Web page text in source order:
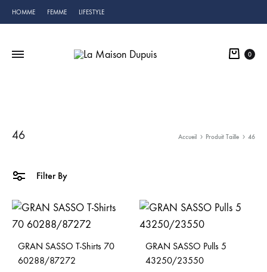
HOMME FEMME LIFESTYLE
Cart
0
46 Accueil Produit Taille 46
Filter By
GRAN SASSO T-Shirts 70
60288/87272
GRAN SASSO Pulls 5
43250/23550